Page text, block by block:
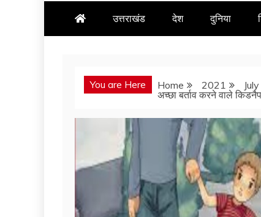
उत्तराखंड देश दुनिया
You are Here Home 2021
July
अच्छा बर्ताव करने वाले